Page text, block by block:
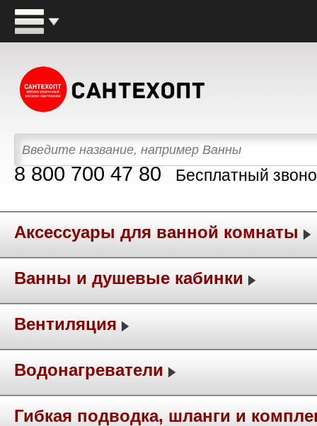
8 800 700 47 80 Бесплатный
Аксессуары для ванной комнаты
Ванны и душевые кабинки
Вентиляция
Водонагреватели
Гибкая подводка, шланги и